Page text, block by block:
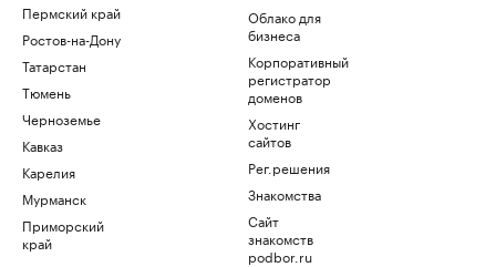
Пермский край
Ростов-на-Дону
Татарстан
Тюмень
Черноземье
Кавказ
Карелия
Мурманск
Приморский
край
Облако для
бизнеса
Корпоративный
регистратор
доменов
Хостинг
сайтов
Рег.решения
Знакомства
Сайт
знакомств
podbor.ru